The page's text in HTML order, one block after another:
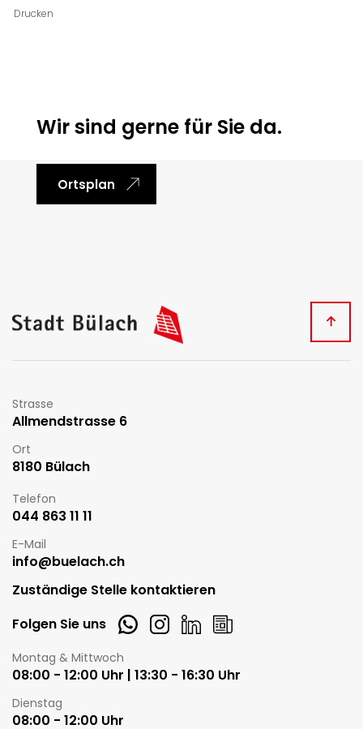
Drucken
Wir sind gerne für Sie da.
Ortsplan
Kontakt
Strasse
Allmendstrasse 6
Ort
8180 Bülach
Telefon
044 863 11 11
E-Mail
info@buelach.ch
Zuständige Stelle kontaktieren
Folgen Sie uns
WhatsappInstagram
LinkedInNewsletter
Öffnungszeiten
Montag & Mittwoch
08:00 - 12:00 Uhr | 13:30 - 16:30 Uhr
Dienstag
08:00 - 12:00 Uhr